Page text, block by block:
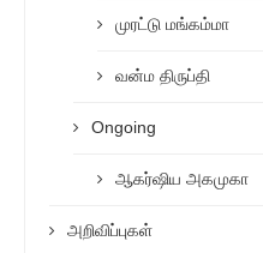
முரட்டு மங்கம்மா
வன்ம திருப்தி
Ongoing
ஆகர்ஷிய அகமுகா
அறிவிப்புகள்